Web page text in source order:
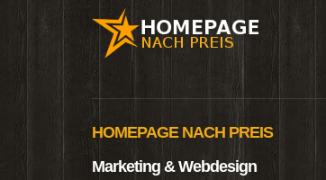
Produkten wie Ebooks & DVDs.…
HOMEPAGE NACH PREIS
Marketing & Webdesign